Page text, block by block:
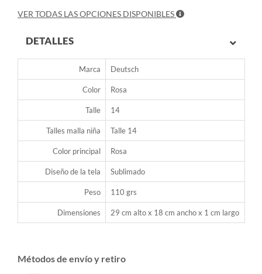
VER TODAS LAS OPCIONES DISPONIBLES
DETALLES
Marca Deutsch
Color Rosa
Talle 14
Talles malla niña Talle 14
Color principal Rosa
Diseño de la tela Sublimado
Peso 110 grs
Dimensiones 29 cm alto x 18 cm ancho x 1 cm largo
Métodos de envío y retiro